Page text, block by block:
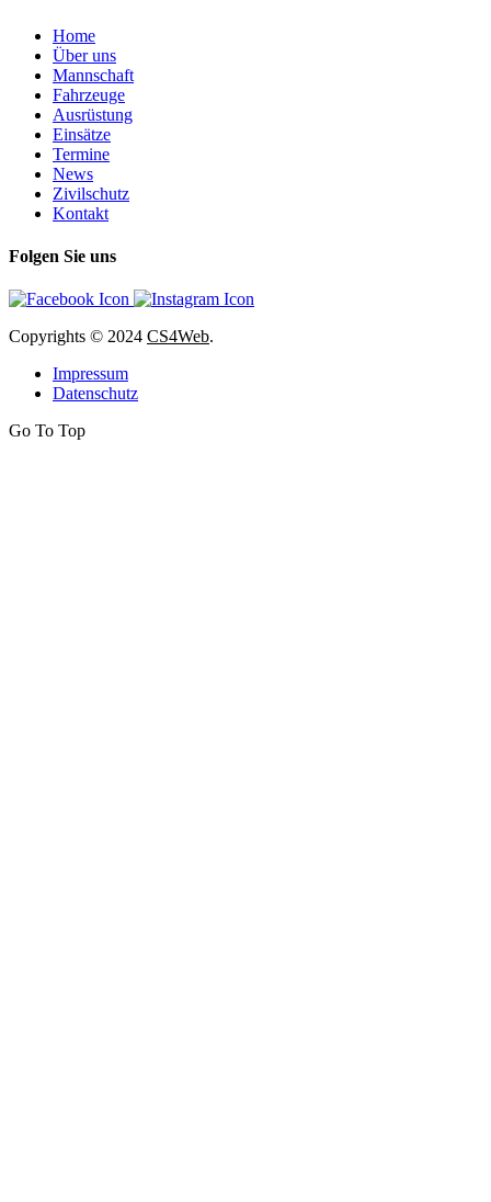
Home
Über uns
Mannschaft
Fahrzeuge
Ausrüstung
Einsätze
Termine
News
Zivilschutz
Kontakt
Folgen Sie uns
Copyrights © 2024 CS4Web.
Impressum
Datenschutz
Go To Top